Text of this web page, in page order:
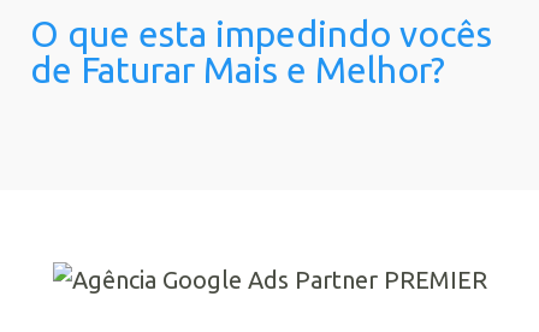
O que esta impedindo vocês
de Faturar Mais e Melhor?